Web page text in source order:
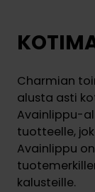
Charmian
alusta asti
Avainlippu-
tuotteelle,
Avainlippu
kalusteille.